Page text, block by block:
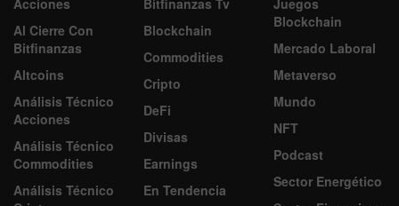
Acciones
Al Cierre Con
Bitfinanzas
Altcoins
Análisis Técnico
Acciones
Análisis Técnico
Commodities
Análisis Técnico
Bitfinanzas Tv
Blockchain
Commodities
Cripto
DeFi
Divisas
Earnings
En Tendencia
Juegos
Blockchain
Mercado Laboral
Metaverso
Mundo
NFT
Podcast
Sector Energético